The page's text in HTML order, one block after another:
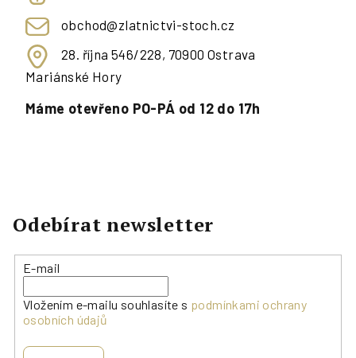
obchod@zlatnictvi-stoch.cz
28. října 546/228, 70900 Ostrava
Mariánské Hory
Máme otevřeno PO-PÁ od 12 do 17h
Odebírat newsletter
E-mail
Vložením e-mailu souhlasíte s podmínkami ochrany
osobních údajů